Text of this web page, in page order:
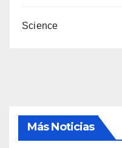
Science
Más Noticias